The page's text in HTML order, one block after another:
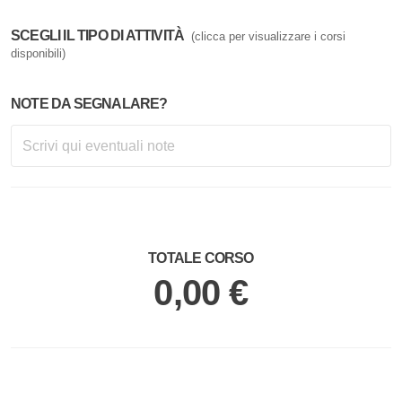
SCEGLI IL TIPO DI ATTIVITÀ (clicca per visualizzare i corsi
disponibili)
NOTE DA SEGNALARE?
TOTALE CORSO
0,00 €